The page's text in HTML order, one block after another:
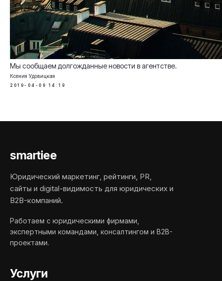
Мы сообщаем долгожданные новости в агентстве.
Ксения Удовицкая
2019-04-09 14:19
smartiee
Юридический маркетинг, рейтинги, PR,
сайты и digital-видимость для юридических и
B2B-компаний.
Работаем с юридическими фирмами,
экспертными командами, консалтингом и B2B-
проектами.
Услуги